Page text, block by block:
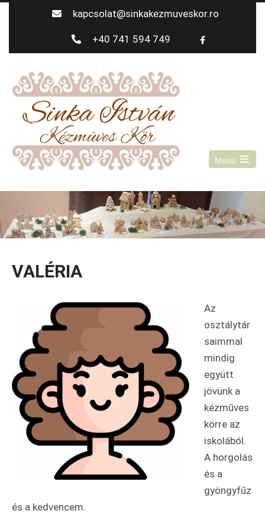
kapcsolat@sinkakezmuveskor.ro
+40 741 594 749
Menü
VALÉRIA
Az
osztálytár
saimmal
mindig
együtt
jövünk a
kézműves
körre az
iskolából.
A horgolás
és a
gyöngyfűz
és a kedvencem.